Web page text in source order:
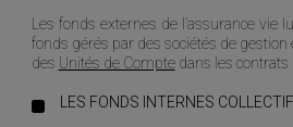
Les fonds externes de l’assurance vie
fonds gérés par des sociétés de gestion
des Unités de Comptedans les contrats
LES FONDS INTERNES